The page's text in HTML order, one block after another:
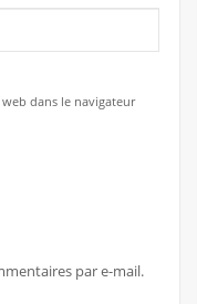
dans le navigateur
par e-mail.